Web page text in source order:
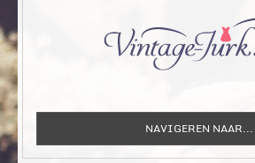
NAVIGEREN NAAR...